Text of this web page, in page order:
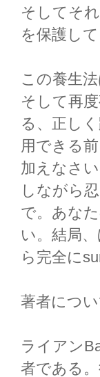
そしてそ
を保護し
この養生
そして再
る、正し
用できる
加えなさ
しながら
で。あな
い。結局
ら完全に
著者につ
ライアン
者である